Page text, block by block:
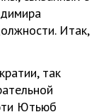
Итак,
так
Ютьюб